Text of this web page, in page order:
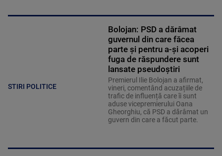
STIRI POLITICE
Bolojan: PSD a dărâmat
guvernul din care făcea
parte și pentru a-şi acoperi
fuga de răspundere sunt
lansate pseudoştiri
Premierul Ilie Bolojan a afirmat,
vineri, comentând acuzațiile de
trafic de influență care îi sunt
aduse vicepremierului Oana
Gheorghiu, că PSD a dărâmat un
guvern din care a făcut parte.